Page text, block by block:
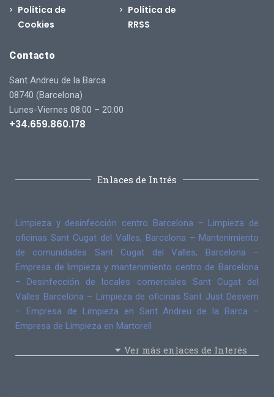
Política de
Cookies
Política de
RRSS
Contacto
Sant Andreu de la Barca
08740 (Barcelona)
Lunes-Viernes 08:00 – 20:00
+34.659.860.178
Enlaces de Intrés
Limpieza y desinfección centro Barcelona –Limpieza de
oficinas Sant Cugat del Valles, Barcelona – Mantenimiento
de comunidades Sant Cugat del Valles, Barcelona –
Empresa de limpieza y mantenimiento centro de Barcelona
–Desinfección de locales comerciales Sant Cugat del
Valles Barcelona – Limpieza de oficinas Sant Just Desvern
– Empresa de Limpieza en Sant Andreu de la Barca –
Empresa de Limpieza en Martorell
Ver más enlaces de Interés